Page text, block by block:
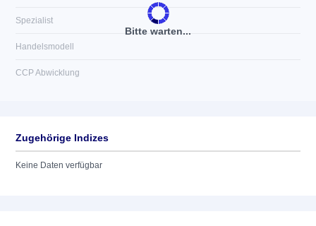
Bitte warten...
Spezialist
Handelsmodell
CCP Abwicklung
Zugehörige Indizes
Keine Daten verfügbar